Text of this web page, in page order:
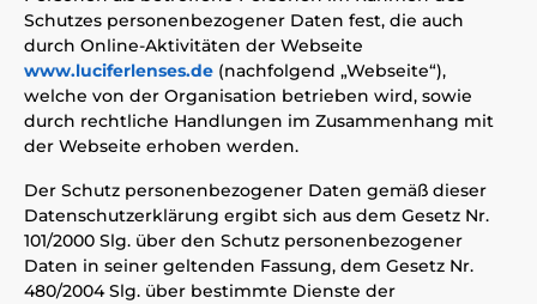
Schutzes personenbezogener Daten fest, die auch
durch Online-Aktivitäten der Webseite
www.luciferlenses.de (nachfolgend „Webseite“),
welche von der Organisation betrieben wird, sowie
durch rechtliche Handlungen im Zusammenhang mit
der Webseite erhoben werden.
Der Schutz personenbezogener Daten gemäß dieser
Datenschutzerklärung ergibt sich aus dem Gesetz Nr.
101/2000 Slg. über den Schutz personenbezogener
Daten in seiner geltenden Fassung, dem Gesetz Nr.
480/2004 Slg. über bestimmte Dienste der